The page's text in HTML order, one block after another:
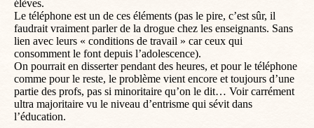
élèves.
Le téléphone est un de ces éléments (pas le pire, c’est sûr, il
faudrait vraiment parler de la drogue chez les enseignants. Sans
lien avec leurs « conditions de travail » car ceux qui
consomment le font depuis l’adolescence).
On pourrait en disserter pendant des heures, et pour le téléphone
comme pour le reste, le problème vient encore et toujours d’une
partie des profs, pas si minoritaire qu’on le dit… Voir carrément
ultra majoritaire vu le niveau d’entrisme qui sévit dans
l’éducation.